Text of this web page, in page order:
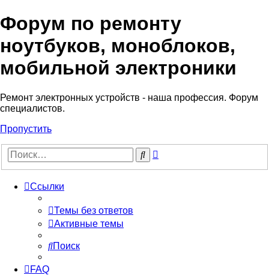
Регистрация
Форум по ремонту
ноутбуков, моноблоков,
мобильной электроники
Ремонт электронных устройств - наша профессия. Форум
специалистов.
Пропустить
Поиск
Ссылки
Темы без ответов
Активные темы
Поиск
FAQ